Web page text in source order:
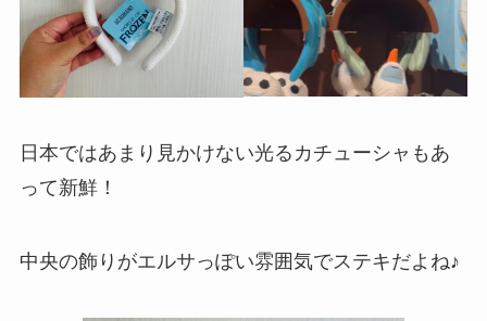
日本ではあまり見かけない光るカチューシャもあ
って新鮮！
中央の飾りがエルサっぽい雰囲気でステキだよね♪